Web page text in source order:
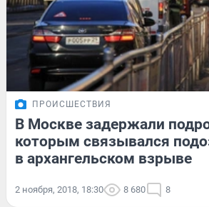
ПРОИСШЕСТВИЯ
В Москве задержали
которым связывался
в архангельском взрыве
2 ноября, 2018, 18:30 8 680 8